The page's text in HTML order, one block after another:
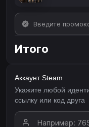
Итого
Аккаунт Steam
Укажите любой
ссылку или код друга